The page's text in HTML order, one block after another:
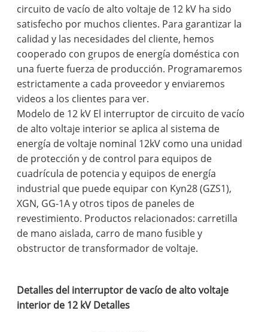
circuito de vacío de alto voltaje de 12 kV ha sido
satisfecho por muchos clientes. Para garantizar la
calidad y las necesidades del cliente, hemos
cooperado con grupos de energía doméstica con
una fuerte fuerza de producción. Programaremos
estrictamente a cada proveedor y enviaremos
videos a los clientes para ver.
Modelo de 12 kV El interruptor de circuito de vacío
de alto voltaje interior se aplica al sistema de
energía de voltaje nominal 12kV como una unidad
de protección y de control para equipos de
cuadrícula de potencia y equipos de energía
industrial que puede equipar con Kyn28 (GZS1),
XGN, GG-1A y otros tipos de paneles de
revestimiento. Productos relacionados: carretilla
de mano aislada, carro de mano fusible y
obstructor de transformador de voltaje.
Detalles del interruptor de vacío de alto voltaje
interior de 12 kV Detalles